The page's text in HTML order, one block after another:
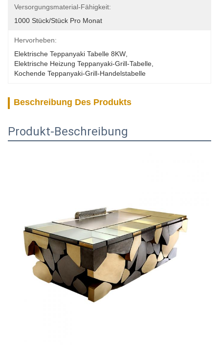
Versorgungsmaterial-Fähigkeit:
1000 Stück/Stück Pro Monat
Hervorheben:
Elektrische Teppanyaki Tabelle 8KW
Elektrische Heizung Teppanyaki-Grill-Tabelle
Kochende Teppanyaki-Grill-Handelstabelle
Beschreibung Des Produkts
Produkt-Beschreibung